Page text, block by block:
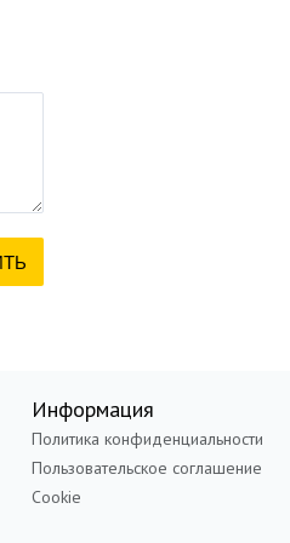
Информация
Политика конфиденциальности
Пользовательское соглашение
Cookie